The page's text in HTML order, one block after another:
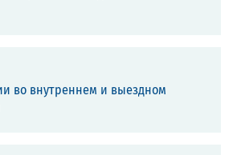
во внутреннем и выездном